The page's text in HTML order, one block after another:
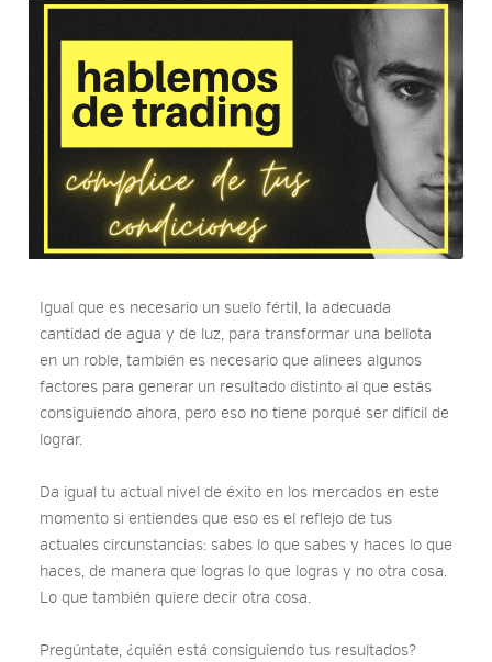
Igual que es necesario un suelo fértil, la adecuada
cantidad de agua y de luz, para transformar una bellota
en un roble, también es necesario que alinees algunos
factores para generar un resultado distinto al que estás
consiguiendo ahora, pero eso no tiene porqué ser difícil de
lograr.
Da igual tu actual nivel de éxito en los mercados en este
momento si entiendes que eso es el reflejo de tus
actuales circunstancias: sabes lo que sabes y haces lo que
haces, de manera que logras lo que logras y no otra cosa.
Lo que también quiere decir otra cosa.
Pregúntate, ¿quién está consiguiendo tus resultados?